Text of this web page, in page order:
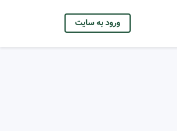
ورود به سایت